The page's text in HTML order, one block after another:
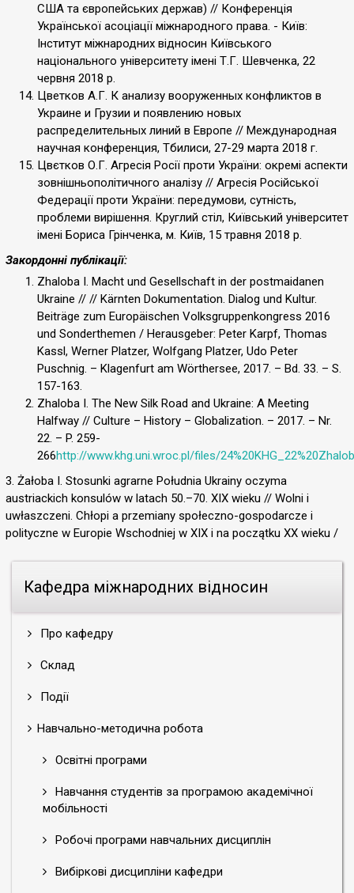
Кафедра міжнародних відносин
Про кафедру
Склад
Події
Навчально-методична робота
Освітні програми
Навчання студентів за програмою академічної
мобільності
Робочі програми навчальних дисциплін
Вибіркові дисципліни кафедри
США та європейських держав) // Конференція
Української асоціації міжнародного права. - Київ:
Інститут міжнародних відносин Київського
національного університету імені Т.Г. Шевченка, 22
червня 2018 р.
Цветков А.Г. К анализу вооруженных конфликтов в
Украине и Грузии и появлению новых
распределительных линий в Европе // Международная
научная конференция, Тбилиси, 27-29 марта 2018 г.
Цвєтков О.Г. Агресія Росії проти України: окремі аспекти
зовнішньополітичного аналізу // Агресія Російської
Федерації проти України: передумови, сутність,
проблеми вирішення. Круглий стіл, Київський університет
імені Бориса Грінченка, м. Київ, 15 травня 2018 р.
Закордонні публікації:
Zhaloba I. Macht und Gesellschaft in der postmaidanen
Ukraine // // Kärnten Dokumentation. Dialog und Kultur.
Beiträge zum Europäischen Volksgruppenkongress 2016
und Sonderthemen / Herausgeber: Peter Karpf, Thomas
Kassl, Werner Platzer, Wolfgang Platzer, Udo Peter
Puschnig. – Klagenfurt am Wörthersee, 2017. – Bd. 33. ­– S.
157-163.
Zhaloba I. The New Silk Road and Ukraine: A Meeting
Halfway // Culture – History – Globalization. – 2017. – Nr.
22. – P. 259-
266http://www.khg.uni.wroc.pl/files/
3. Żałoba I. Stosunki agrarne Południa Ukrainy oczyma
austriackich konsulów w latach 50.–70. XIX wieku // Wolni i
uwłaszczeni. Chłopi a przemiany społeczno-gospodarcze i
polityczne w Europie Wschodniej w XIX i na początku XX wieku /